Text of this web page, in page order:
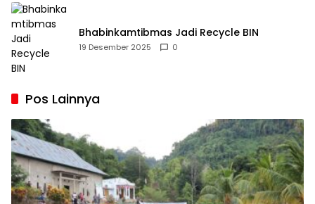
Bhabinkamtibmas Jadi Recycle BIN
19 Desember 2025 0
Pos Lainnya